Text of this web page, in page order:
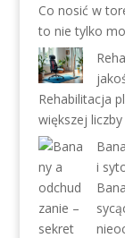
Co nosić w
to nie tylko
Rehabilitacja
większej
i